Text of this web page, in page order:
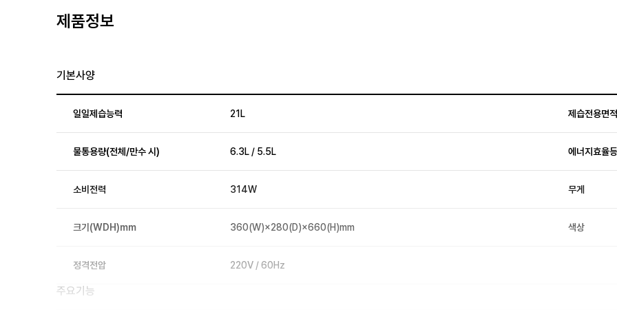
제품정보
기본사양
일일제습능력 21L 제습전용면적
물통용량(전체/만수 시) 6.3L / 5.5L 에너지효율
소비전력 314W 무게
크기(WDH)mm 360(W)×280(D)×660(H)mm 색상
정격전압 220V / 60Hz
주요기능